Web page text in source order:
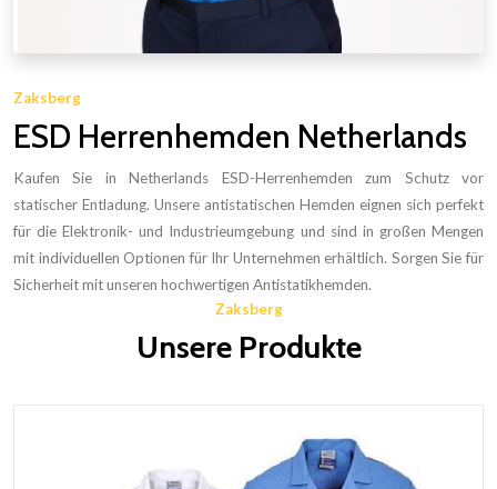
Zaksberg
ESD Herrenhemden Netherlands
Kaufen Sie in Netherlands ESD-Herrenhemden zum Schutz vor
statischer Entladung. Unsere antistatischen Hemden eignen sich perfekt
für die Elektronik- und Industrieumgebung und sind in großen Mengen
mit individuellen Optionen für Ihr Unternehmen erhältlich. Sorgen Sie für
Sicherheit mit unseren hochwertigen Antistatikhemden.
Zaksberg
Unsere Produkte